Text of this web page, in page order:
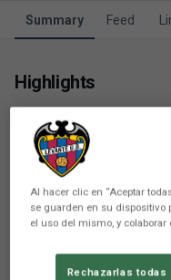
Summary Feed
Highlights
Al hacer clic en “Aceptar
se guarden en su dispositivo
el uso del mismo, y
Rechazarlas todas